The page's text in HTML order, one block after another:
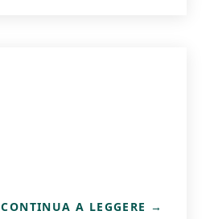
CONTINUA A LEGGERE